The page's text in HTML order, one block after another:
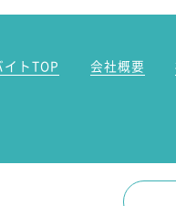
イトTOP 会社概要